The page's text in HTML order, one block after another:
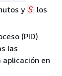
y S los
(PID)
las
en